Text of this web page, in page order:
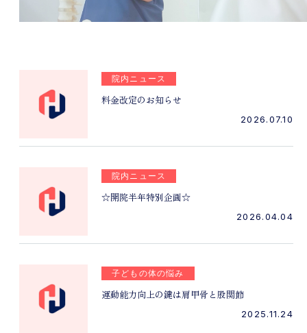
院内ニュース
料金改定のお知らせ
2026.07.10
院内ニュース
☆開院半年特別企画☆
2026.04.04
子どもの体の悩み
運動能力向上の鍵は肩甲骨と股関節
2025.11.24